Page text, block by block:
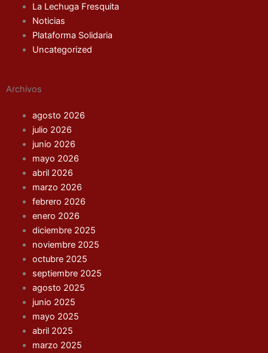
La Lechuga Fresquita
Noticias
Plataforma Solidaria
Uncategorized
Archivos
agosto 2026
julio 2026
junio 2026
mayo 2026
abril 2026
marzo 2026
febrero 2026
enero 2026
diciembre 2025
noviembre 2025
octubre 2025
septiembre 2025
agosto 2025
junio 2025
mayo 2025
abril 2025
marzo 2025